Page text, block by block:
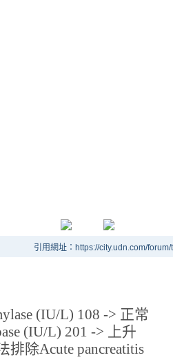
引用網址：https://city.udn.com/
(IU/L) 108 -> 正常
(IU/L) 201 -> 上升
排除Acute pancreatitis